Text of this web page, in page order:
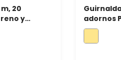
20
y
cálido
adornos
muñeco,